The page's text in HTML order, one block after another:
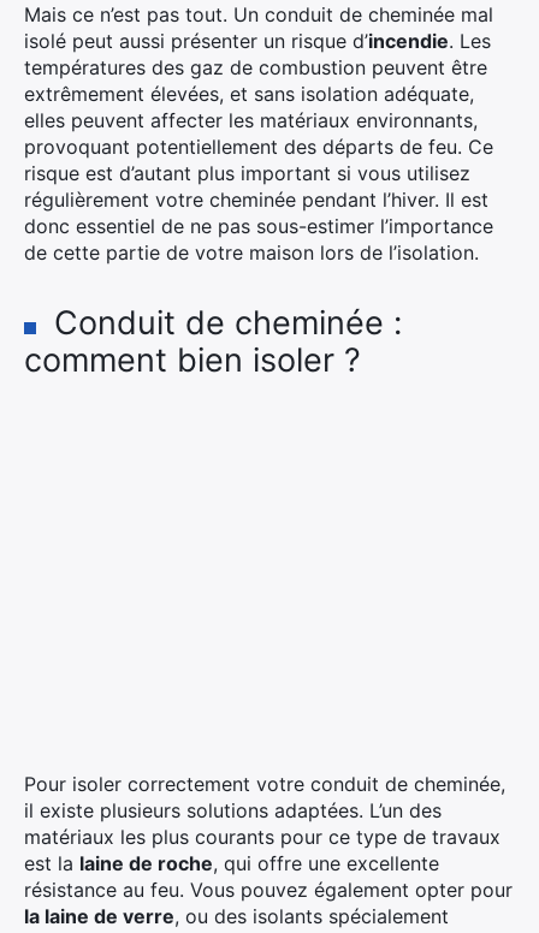
Mais ce n’est pas tout. Un conduit de cheminée mal
isolé peut aussi présenter un risque d’incendie. Les
températures des gaz de combustion peuvent être
extrêmement élevées, et sans isolation adéquate,
elles peuvent affecter les matériaux environnants,
provoquant potentiellement des départs de feu. Ce
risque est d’autant plus important si vous utilisez
régulièrement votre cheminée pendant l’hiver. Il est
donc essentiel de ne pas sous-estimer l’importance
de cette partie de votre maison lors de l’isolation.
Conduit de cheminée :
comment bien isoler ?
Pour isoler correctement votre conduit de cheminée,
il existe plusieurs solutions adaptées. L’un des
matériaux les plus courants pour ce type de travaux
est la laine de roche, qui offre une excellente
résistance au feu. Vous pouvez également opter pour
la laine de verre, ou des isolants spécialement